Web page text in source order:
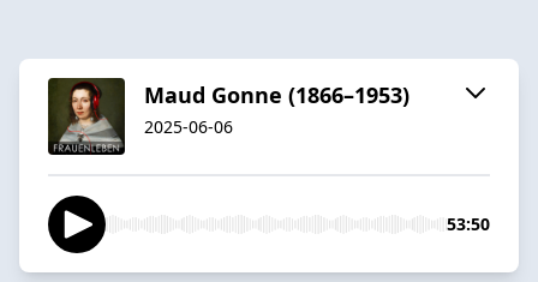
Maud Gonne (1866–1953)
2025-06-06
53:50